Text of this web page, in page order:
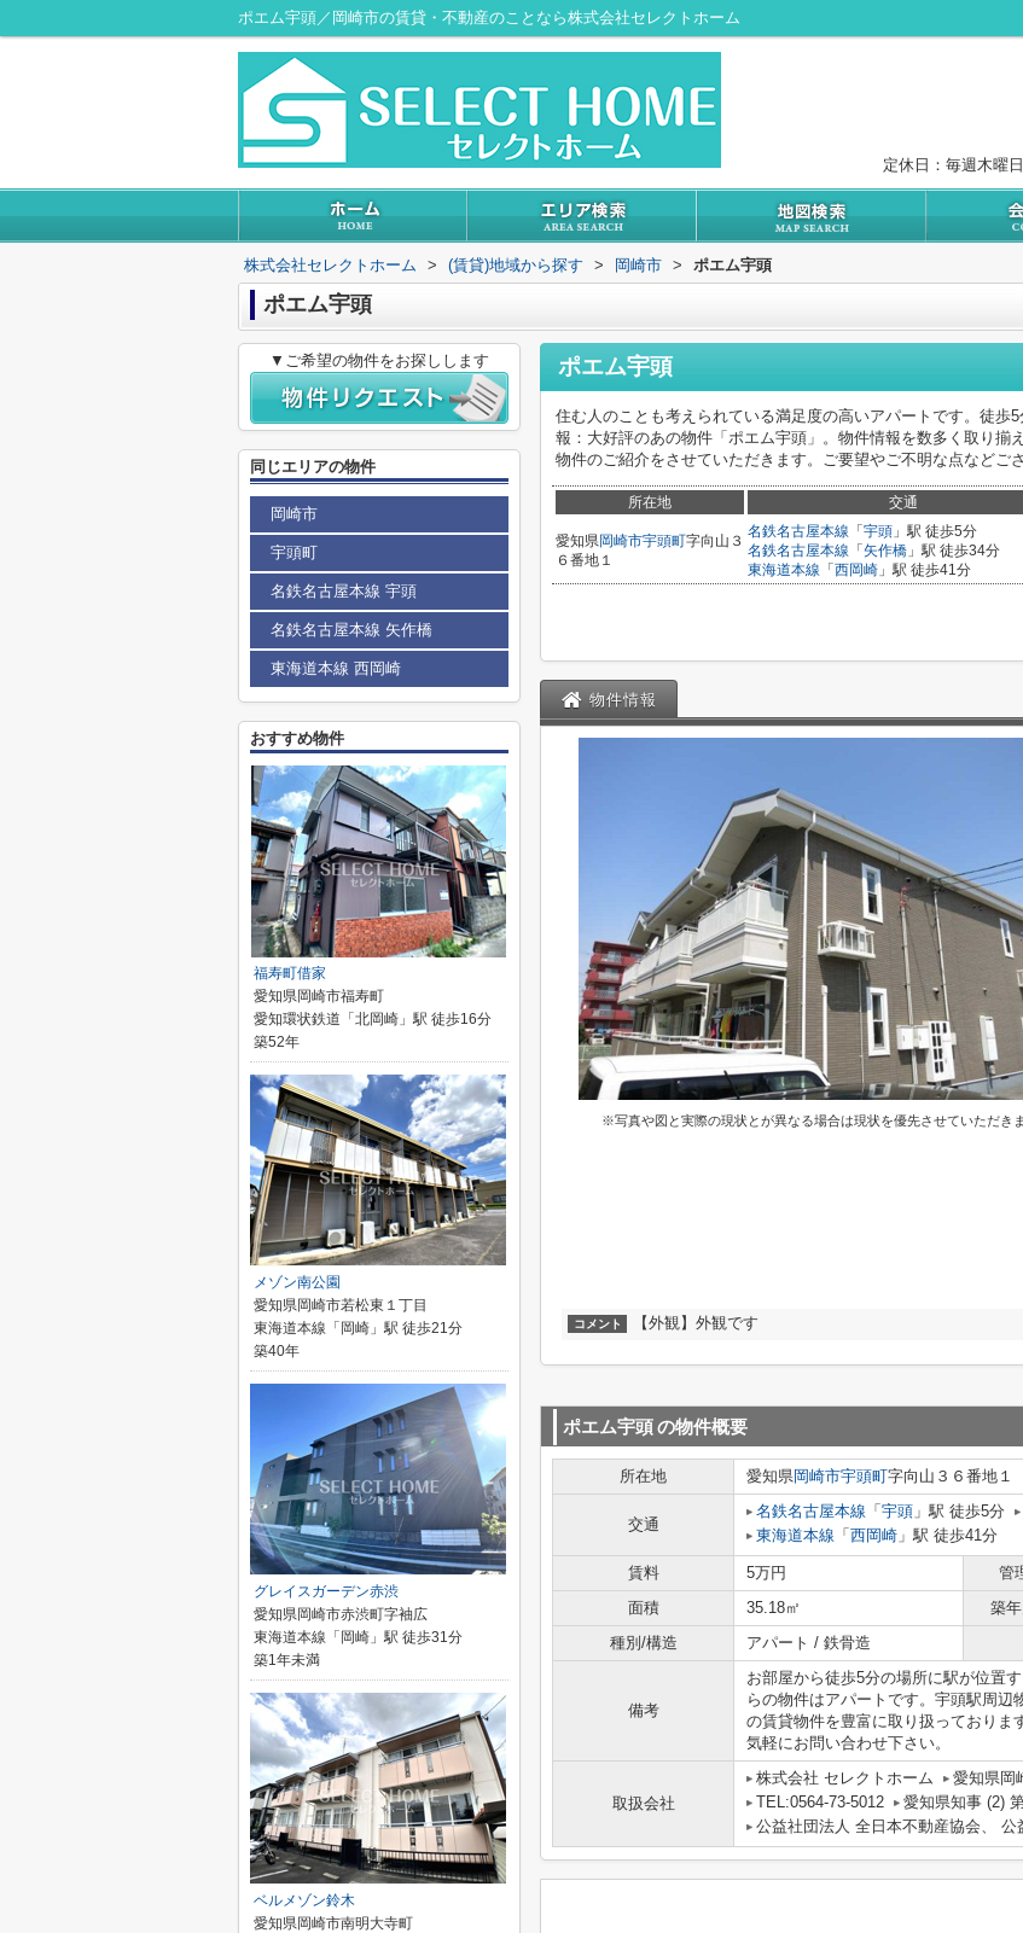
ポエム宇頭／岡崎市の賃貸・不動産のことなら株式会社セレクトホーム
定休日：毎週木曜
株式会社セレクトホーム > (賃貸)地域から探す > 岡崎市 > ポエム宇頭
ポエム宇頭
ポエム宇頭
住む人のことも考えられている満足度の高いアパートです。徒歩
報：大好評のあの物件「ポエム宇頭」。物件情報を数多く取り揃
物件のご紹介をさせていただきます。ご要望やご不明な点などご
所在地 交通
愛知県岡崎市宇頭町字向山３
６番地１
名鉄名古屋本線 「 宇頭 」駅 徒歩5分
名鉄名古屋本線 「 矢作橋 」駅 徒歩34分
東海道本線 「 西岡崎 」駅 徒歩41分
物件情報
※写真や図と実際の現状とが異なる場合は現状を優先させていただき
コメント 【外観】外観です
ポエム宇頭の物件概要
所在地 愛知県岡崎市宇頭町字向山３６番地１
交通
名鉄名古屋本線 「 宇頭 」駅 徒歩5分
東海道本線 「 西岡崎 」駅 徒歩41分
賃料 5万円 管
面積
35.18㎡ 築年
種別/構造
アパート / 鉄骨造
備考
お部屋から徒歩5分の場所に駅が位置
らの物件はアパートです。宇頭駅周
の賃貸物件を豊富に取り扱っておりま
気軽にお問い合わせ下さい。
取扱会社
株式会社 セレクトホーム
愛知県岡
TEL:0564-73-5012
愛知県知事 (2)
公益社団法人 全日本不動産協会、
▼ご希望の物件をお探しします
同じエリアの物件
岡崎市
宇頭町
名鉄名古屋本線 宇頭
名鉄名古屋本線 矢作橋
東海道本線 西岡崎
おすすめ物件
福寿町借家
愛知県岡崎市福寿町
愛知環状鉄道「北岡崎」駅 徒歩16分
築52年
メゾン南公園
愛知県岡崎市若松東１丁目
東海道本線「岡崎」駅 徒歩21分
築40年
グレイスガーデン赤渋
愛知県岡崎市赤渋町字袖広
東海道本線「岡崎」駅 徒歩31分
築1年未満
ベルメゾン鈴木
愛知県岡崎市南明大寺町